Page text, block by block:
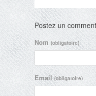
Postez un
Nom(obligatoire)
Email(obligatoire)